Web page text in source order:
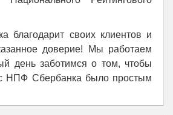
благодарит своих клиентов и
доверие! Мы работаем
день заботимся о том, чтобы
с НПФ Сбербанка было простым